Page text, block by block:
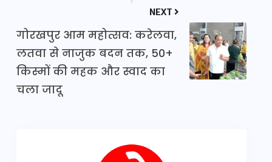
NEXT
गोरखपुर आम महोत्सव: करेलवा,
लतवा से नाजुक बदन तक, 50+
किस्मों की महक और स्वाद का
चला जादू